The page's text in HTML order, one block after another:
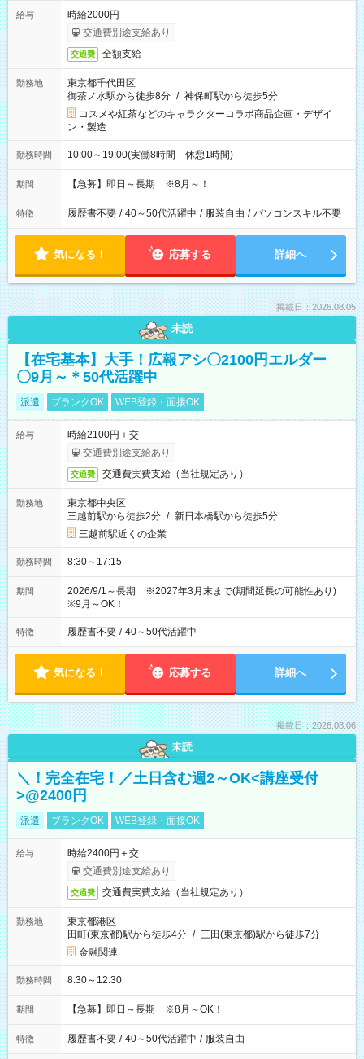
給与
時給2000円
交通費別途支給あり
交通費 全額支給
勤務地
東京都千代田区
御茶ノ水駅から徒歩8分 / 神保町駅から徒歩5分
コスメや紅茶などのキャラクターコラボ商品企画・デザイ
ン・製造
勤務時間 10:00～19:00(実働8時間 休憩1時間)
期間 【急募】即日～長期 ※8月～！
特徴 履歴書不要 / 40～50代活躍中 / 服装自由 / パソコンスキル不要
気になる！ 応募する 詳細へ
掲載日：2026.08.05
未読
【在宅基本】大手！広報アシ〇2100円エルダー
〇9月～＊50代活躍中
派遣 ブランクOK WEB登録・面接OK
給与
時給2100円＋交
交通費別途支給あり
交通費 交通費実費支給（当社規定あり）
勤務地
東京都中央区
三越前駅から徒歩2分 / 新日本橋駅から徒歩5分
三越前駅近くの企業
勤務時間 8:30～17:15
期間
2026/9/1～長期 ※2027年3月末まで(期間延長の可能性あり)
※9月～OK！
特徴 履歴書不要 / 40～50代活躍中
気になる！ 応募する 詳細へ
掲載日：2026.08.06
未読
＼！完全在宅！／土日含む週2～OK<講座受付
>@2400円
派遣 ブランクOK WEB登録・面接OK
給与
時給2400円＋交
交通費別途支給あり
交通費 交通費実費支給（当社規定あり）
勤務地
東京都港区
田町(東京都)駅から徒歩4分 / 三田(東京都)駅から徒歩7分
金融関連
勤務時間 8:30～12:30
期間 【急募】即日～長期 ※8月～OK！
特徴 履歴書不要 / 40～50代活躍中 / 服装自由